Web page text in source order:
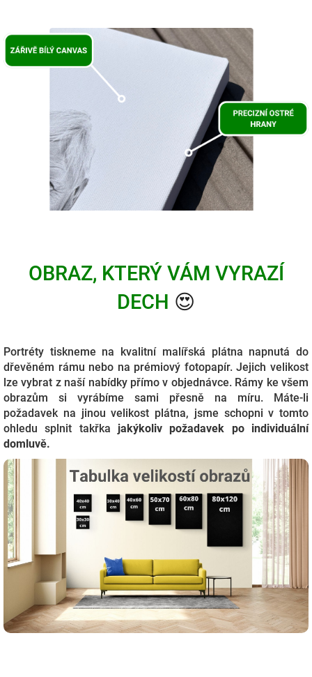
OBRAZ, KTERÝ VÁM VYRAZÍ
DECH 😍
Portréty tiskneme na kvalitní malířská plátna napnutá do
dřevěném rámu nebo na prémiový fotopapír. Jejich velikost
lze vybrat z naší nabídky přímo v objednávce. Rámy ke všem
obrazům si vyrábíme sami přesně na míru. Máte-li
požadavek na jinou velikost plátna, jsme schopni v tomto
ohledu splnit takřka jakýkoliv požadavek po individuální
domluvě.